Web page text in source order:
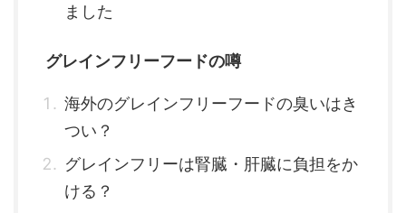
ました
グレインフリーフードの噂
海外のグレインフリーフードの臭いはき
つい？
グレインフリーは腎臓・肝臓に負担をか
ける？